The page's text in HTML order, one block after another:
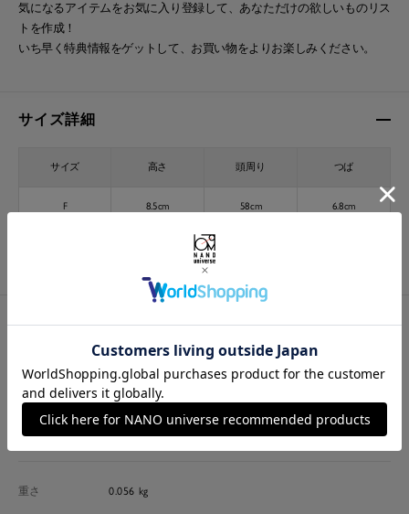
気になるアイテムをお気に入り登録して、あなただけの欲しいものリス
トを作成！
いち早く特典情報をゲットして、お買い物をよりお楽しみください。
サイズ詳細
サイズ 高さ 頭周り つば
F 8.5cm 58cm 6.8cm
をご確認ください
素材・商品詳細
生地/質感
素材
重さ 0.056 kg